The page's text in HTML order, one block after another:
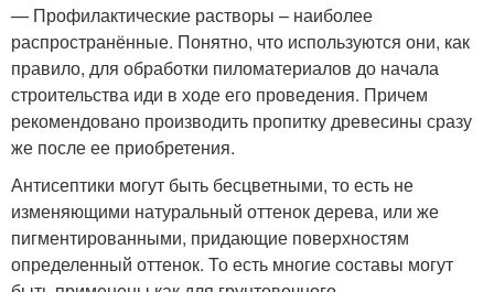
— Профилактические растворы – наиболее
распространённые. Понятно, что используются они, как
правило, для обработки пиломатериалов до начала
строительства иди в ходе его проведения. Причем
рекомендовано производить пропитку древесины сразу
же после ее приобретения.
Антисептики могут быть бесцветными, то есть не
изменяющими натуральный оттенок дерева, или же
пигментированными, придающие поверхностям
определенный оттенок. То есть многие составы могут